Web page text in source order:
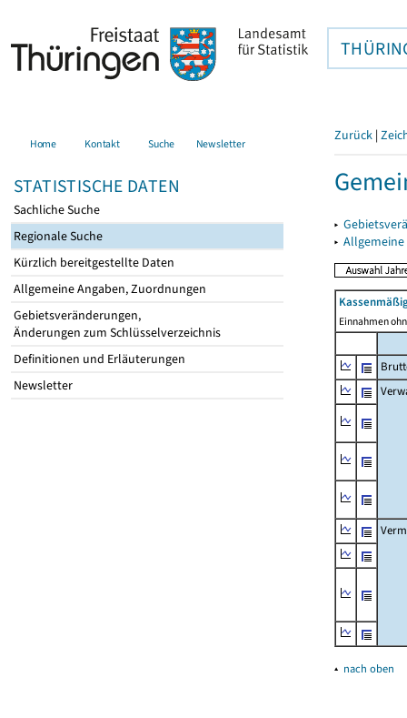
Home Kontakt Suche Newsletter
STATISTISCHE DATEN
Sachliche Suche
Regionale Suche
Kürzlich bereitgestellte Daten
Allgemeine Angaben, Zuordnungen
Gebietsveränderungen,
Änderungen zum Schlüsselverzeichnis
Definitionen und Erläuterungen
Newsletter
Zurück |
▸
▸
Einnahmen
▴ nach oben